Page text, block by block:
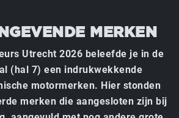
MERKEN
Utrecht 2026 beleefde je in de
(hal 7) een indrukwekkende
motormerken. Hier stonden
merken die aangesloten zijn bij